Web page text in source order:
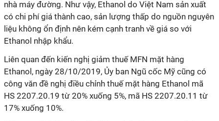
nhà máy đường. Như vậy, Ethanol do Việt Nam sản xuất
có chi phí giá thành cao, sản lượng thấp do nguồn nguyên
liệu không ổn định nên kém cạnh tranh về giá so với
Ethanol nhập khẩu.
Liên quan đến kiến nghị giảm thuế MFN mặt hàng
Ethanol, ngày 28/10/2019, Ủy ban Ngũ cốc Mỹ cũng có
công văn đề nghị điều chỉnh thuế mặt hàng Ethanol mã
HS 2207.20.19 từ 20% xuống 5%, mã HS 2207.20.11 từ
17% xuống 10%.